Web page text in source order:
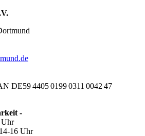
DE59 4405 0199 0311 0042 47
-
Uhr
16 Uhr